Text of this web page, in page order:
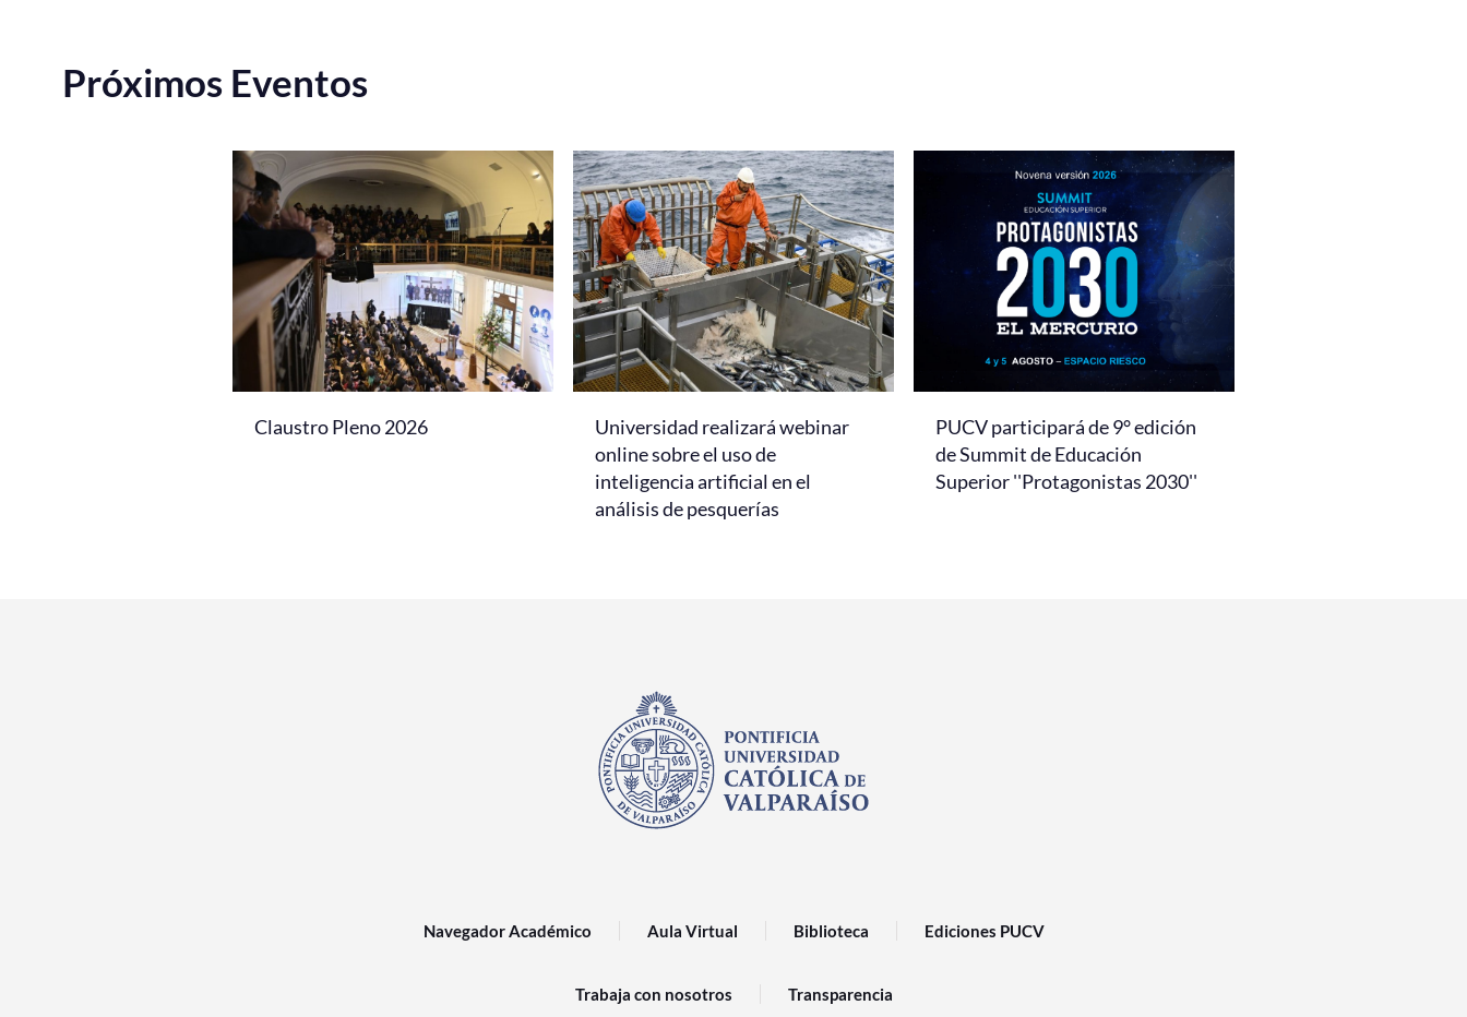
Próximos Eventos
Claustro Pleno 2026
Universidad realizará webinar
online sobre el uso de
inteligencia artificial en el
análisis de pesquerías
PUCV participará de 9° edición
de Summit de Educación
Superior ''Protagonistas 2030''
Navegador Académico Aula Virtual Biblioteca Ediciones PUCV
Trabaja con nosotros Transparencia